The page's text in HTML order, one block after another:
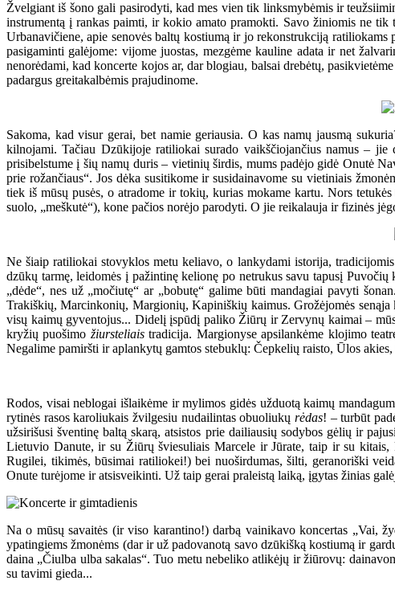
Žvelgiant iš šono gali pasirodyti, kad mes vien tik linksmybėmis ir
instrumentą į rankas paimti, ir kokio amato pramokti. Savo žiniomis ne
Urbanavičiene, apie senovės baltų kostiumą ir jo rekonstrukciją
pasigaminti galėjome: vijome juostas, mezgėme kauline adata ir net
nenorėdami, kad koncerte kojos ar, dar blogiau, balsai drebėtų,
padargus greitakalbėmis prajudinome.
Sakoma, kad visur gerai, bet namie geriausia. O kas namų jausmą
kilnojami. Tačiau Dzūkijoje ratiliokai surado vaikščiojančius namus – jie
prisibelstume į šių namų duris – vietinių širdis, mums padėjo gidė Onutė
prie rožančiaus“. Jos dėka susitikome ir susidainavome su vietiniais
tiek iš mūsų pusės, o atradome ir tokių, kurias mokame kartu. Nors
suolo, „meškutė“), kone pačios norėjo parodyti. O jie reikalauja ir fizinės
Ne šiaip ratiliokai stovyklos metu keliavo, o lankydami istorija,
dzūkų tarmę, leidomės į pažintinę kelionę po netrukus savu tapusį
„dėde“, nes už „močiutę“ ar „bobutę“ galime būti mandagiai pavyti
Trakiškių, Marcinkonių, Margionių, Kapiniškių kaimus. Grožėjomės
visų kaimų gyventojus... Didelį įspūdį paliko Žiūrų ir Zervynų kaimai –
kryžių puošimo žiursteliaistradicija. Margionyse apsilankėme klojimo
Negalime pamiršti ir aplankytų gamtos stebuklų: Čepkelių raisto, Ūlos
Rodos, visai neblogai išlaikėme ir mylimos gidės užduotą kaimų
rytinės rasos karoliukais žvilgesiu nudailintas obuoliukų rėdas! – turbūt
užsirišusi šventinę baltą skarą, atsistos prie dailiausių sodybos gėlių ir
Lietuvio Danute, ir su Žiūrų šviesuliais Marcele ir Jūrate, taip ir su kitais,
Rugilei, tikimės, būsimai ratiliokei!) bei nuoširdumas, šilti, geranoriški
Onute turėjome ir atsisveikinti. Už taip gerai praleistą laiką, įgytas žinias
Na o mūsų savaitės (ir viso karantino!) darbą vainikavo koncertas „Vai,
ypatingiems žmonėms (dar ir už padovanotą savo dzūkišką kostiumą ir
daina „Čiulba ulba sakalas“. Tuo metu nebeliko atlikėjų ir žiūrovų:
su tavimi gieda...